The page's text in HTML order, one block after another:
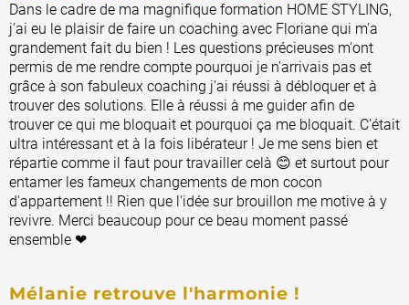
Dans le cadre de ma magnifique formation HOME STYLING,
j'ai eu le plaisir de faire un coaching avec Floriane qui m'a
grandement fait du bien ! Les questions précieuses m'ont
permis de me rendre compte pourquoi je n'arrivais pas et
grâce à son fabuleux coaching j'ai réussi à débloquer et à
trouver des solutions. Elle à réussi à me guider afin de
trouver ce qui me bloquait et pourquoi ça me bloquait. C'était
ultra intéressant et à la fois libérateur ! Je me sens bien et
répartie comme il faut pour travailler celà 😊 et surtout pour
entamer les fameux changements de mon cocon
d'appartement !! Rien que l'idée sur brouillon me motive à y
revivre. Merci beaucoup pour ce beau moment passé
ensemble ❤
Mélanie retrouve l'harmonie !